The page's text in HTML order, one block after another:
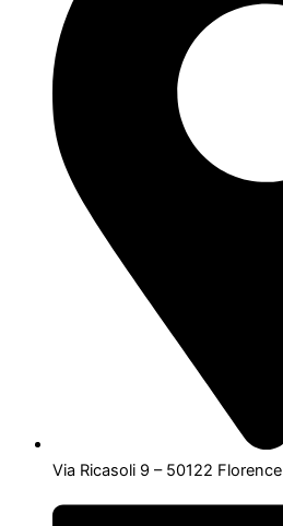
Via Ricasoli 9 – 50122 Florence